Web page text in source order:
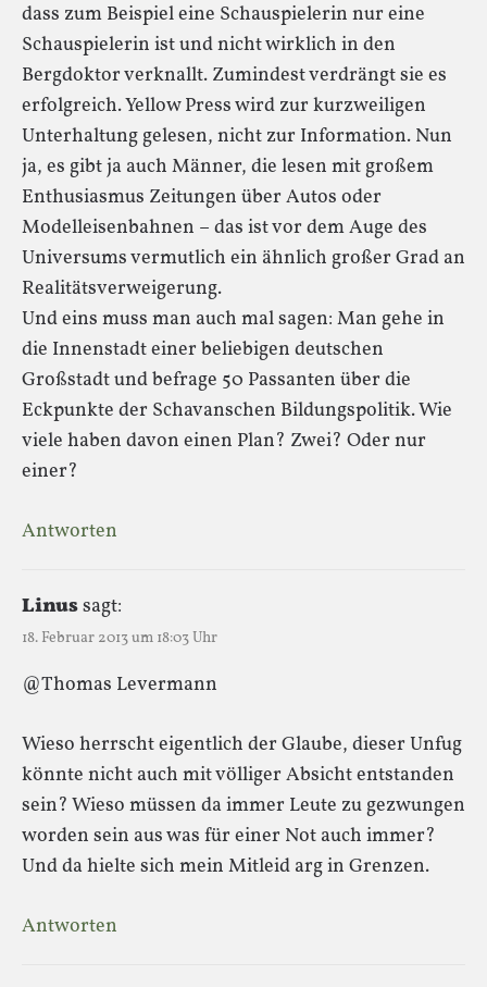
dass zum Beispiel eine Schauspielerin nur eine
Schauspielerin ist und nicht wirklich in den
Bergdoktor verknallt. Zumindest verdrängt sie es
erfolgreich. Yellow Press wird zur kurzweiligen
Unterhaltung gelesen, nicht zur Information. Nun
ja, es gibt ja auch Männer, die lesen mit großem
Enthusiasmus Zeitungen über Autos oder
Modelleisenbahnen – das ist vor dem Auge des
Universums vermutlich ein ähnlich großer Grad an
Realitätsverweigerung.
Und eins muss man auch mal sagen: Man gehe in
die Innenstadt einer beliebigen deutschen
Großstadt und befrage 50 Passanten über die
Eckpunkte der Schavanschen Bildungspolitik. Wie
viele haben davon einen Plan? Zwei? Oder nur
einer?
Antworten
Linussagt:
18. Februar 2013 um 18:03 Uhr
@Thomas Levermann
Wieso herrscht eigentlich der Glaube, dieser Unfug
könnte nicht auch mit völliger Absicht entstanden
sein? Wieso müssen da immer Leute zu gezwungen
worden sein aus was für einer Not auch immer?
Und da hielte sich mein Mitleid arg in Grenzen.
Antworten